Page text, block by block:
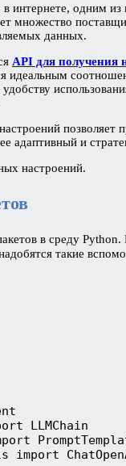
интернете, одним
множество
данных.
API для получения
идеальным
адаптивный и
настроений.
в среду Python.
такие
LLMChain
import